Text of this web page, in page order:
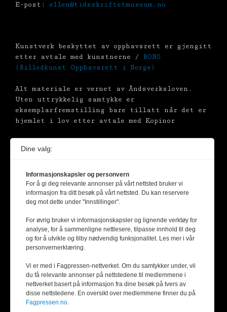
E-post: ellen@tidsskriftetmuseum.no
Kunstverk beskyttet av opphavsrett er gjengitt
etter avtale med kunstnerne / BONO
(Billedkunst Opphavsrett i Norge)
Alt materiale er vernet av Åndsverksloven.
Uten uttrykkelig samtykke er
eksemplarfremstilling bare tillatt når det er
hjemlet i lov etter avtale med Kopinor
Dine valg:
Informasjonskapsler og personvern
For å gi deg relevante annonser på vårt nettsted bruker vi
informasjon fra ditt besøk på vårt nettsted. Du kan reservere
deg mot dette under "Innstillinger".
For øvrig bruker vi informasjonskapsler og lignende verktøy for
analyse, for å sammenligne nettlesere, tilpasse innhold til deg
og for å utvikle og tilby nødvendig funksjonalitet. Les mer i vår
personvernerklæring.
Vi er med i Fagpressen-nettverket. Om du samtykker under, vil
du få relevante annonser på nettstedene til medlemmene i
nettverket basert på informasjon fra dine besøk på tvers av
disse nettstedene. En oversikt over medlemmene finner du på
Fagpressen.no.